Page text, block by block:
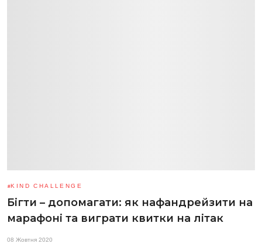
KIND CHALLENGE
Бігти – допомагати: як нафандрейзити на
марафоні та виграти квитки на літак
08 Жовтня 2020